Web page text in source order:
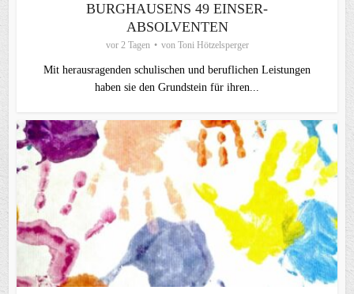
BURGHAUSENS 49 EINSER-
ABSOLVENTEN
vor 2 Tagen von Toni Hötzelsperger
Mit herausragenden schulischen und beruflichen Leistungen
haben sie den Grundstein für ihren...